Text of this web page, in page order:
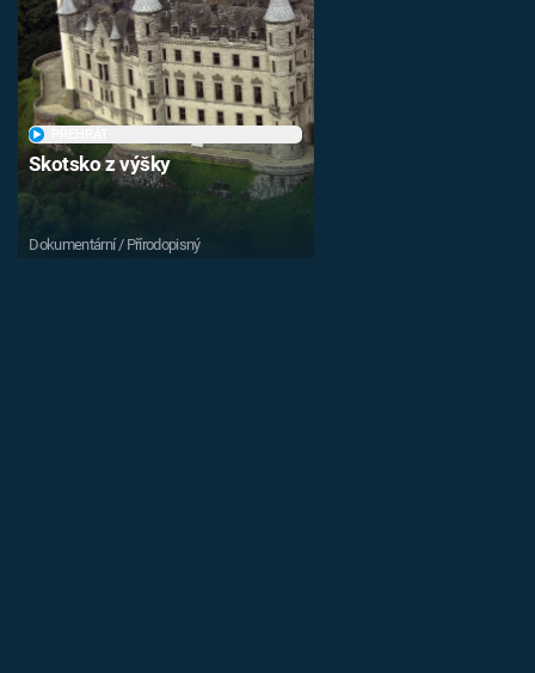
Skotsko z výšky
Dokumentární / Přírodopisný